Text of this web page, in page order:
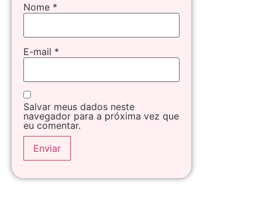
Nome *
E-mail *
Salvar meus dados neste
navegador para a próxima vez que
eu comentar.